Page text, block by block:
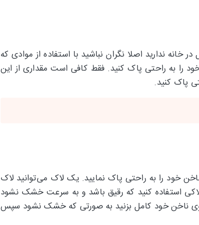
ندارید اصلا نگران نباشید با استفاده از موادی که
را به راحتی پاک کنید. فقط کافی است مقداری از این
پاک کنید.
خود را به راحتی پاک نمایید. یک لاک می‌توانید لاک
استفاده کنید که رقیق باشد و به سرعت خشک نشود
روی ناخن خود کامل بزنید به صورتی که خشک نشود سپس